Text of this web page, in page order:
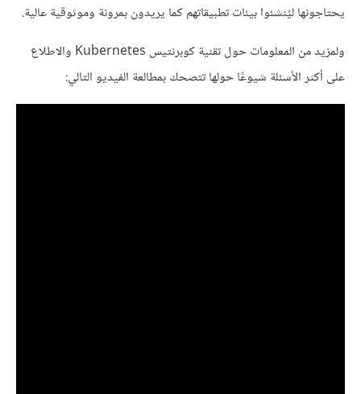
يحتاجونها ليُنشئوا بيئات تطبيقاتهم كما يريدون بمرونة وموثوقية عالية.
ولمزيد من المعلومات حول تقنية كوبرنتيس Kubernetes والاطلاع
على أكثر الأسئلة شيوعًا حولها تتصحك بمطالعة الفيديو التالي: